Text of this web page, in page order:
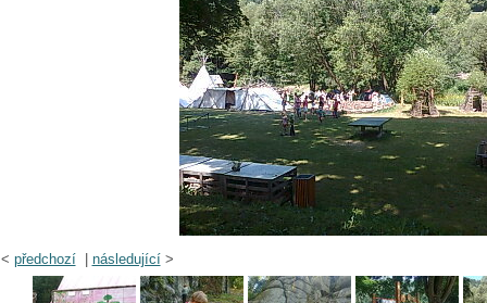
< předchozí| následující>